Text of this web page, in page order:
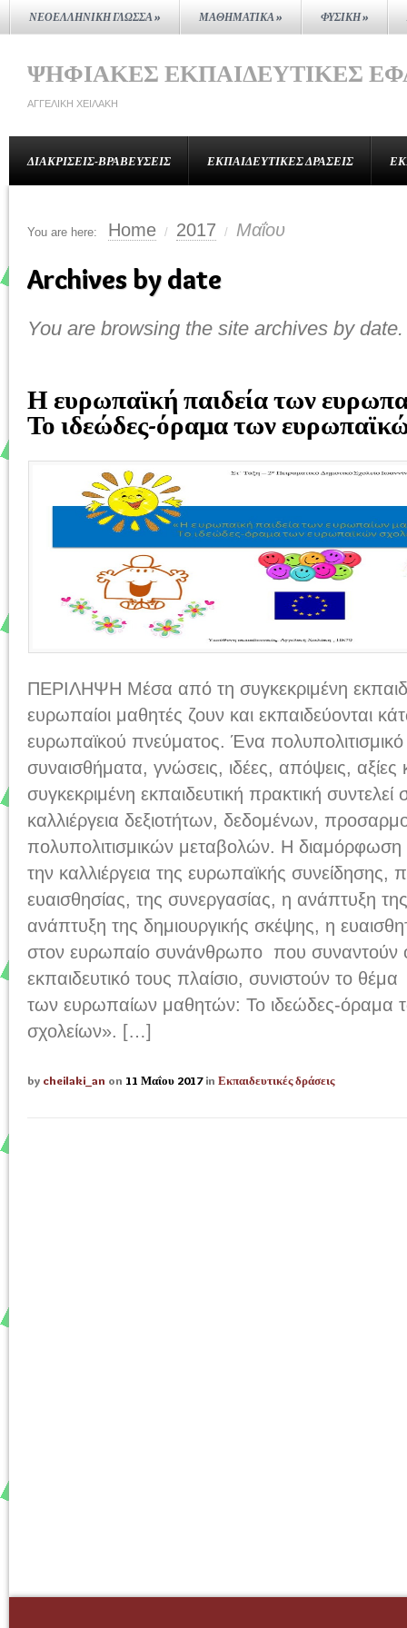
ΝΕΟΕΛΛΗΝΙΚΉ ΓΛΏΣΣΑ» ΜΑΘΗΜΑΤΙΚΆ» ΦΥΣΙΚΉ»
ΨΗΦΙΑΚΈΣ ΕΚΠΑΙΔΕΥΤΙΚΈΣ
ΑΓΓΕΛΙΚΉ ΧΕΙΛΆΚΗ
ΔΙΑΚΡΊΣΕΙΣ-ΒΡΑΒΕΎΣΕΙΣ ΕΚΠΑΙΔΕΥΤΙΚΈΣ ΔΡΆΣΕΙΣ
You are here: Home / 2017 / Μαΐου
Archives by date
You are browsing the site archives by date.
Η ευρωπαϊκή παιδεία των
Το ιδεώδες-όραμα των
ΠΕΡΙΛΗΨΗ Μέσα από τη συγκεκριμένη
ευρωπαίοι μαθητές ζουν και εκπαιδεύονται
ευρωπαϊκού πνεύματος. Ένα πολυπολιτισμικό
συναισθήματα, γνώσεις, ιδέες, απόψεις, αξίες
συγκεκριμένη εκπαιδευτική πρακτική
καλλιέργεια δεξιοτήτων, δεδομένων,
πολυπολιτισμικών μεταβολών. Η διαμόρφωση
την καλλιέργεια της ευρωπαϊκής συνείδησης,
ευαισθησίας, της συνεργασίας, η ανάπτυξη
ανάπτυξη της δημιουργικής σκέψης, η
στον ευρωπαίο συνάνθρωπο που συναντούν
εκπαιδευτικό τους πλαίσιο, συνιστούν το
των ευρωπαίων μαθητών: Το ιδεώδες-όραμα
σχολείων». […]
by cheilaki_an on 11 Μαΐου 2017 in Εκπαιδευτικές δράσεις